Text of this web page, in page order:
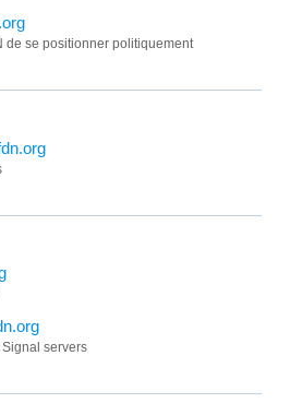
de se positionner politiquement
servers